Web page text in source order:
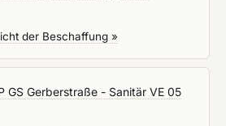
der Beschaffung »
GS Gerberstraße - Sanitär VE 05